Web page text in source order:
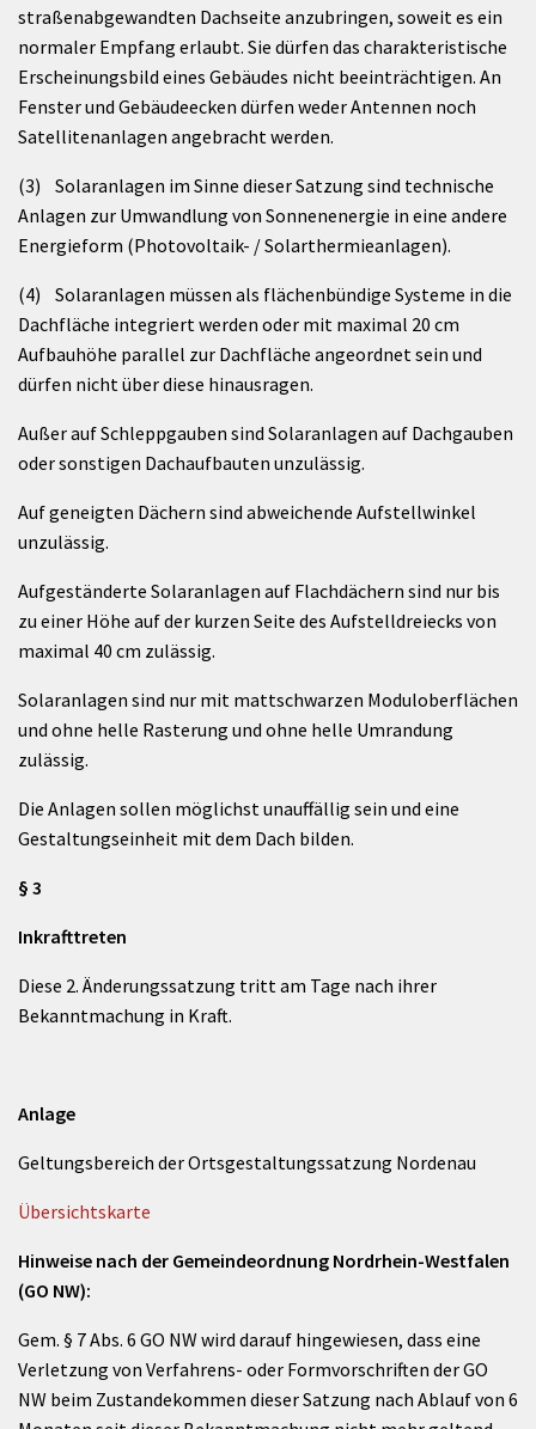
straßenabgewandten Dachseite anzubringen, soweit es ein
normaler Empfang erlaubt. Sie dürfen das charakteristische
Erscheinungsbild eines Gebäudes nicht beeinträchtigen. An
Fenster und Gebäudeecken dürfen weder Antennen noch
Satellitenanlagen angebracht werden.
(3) Solaranlagen im Sinne dieser Satzung sind technische
Anlagen zur Umwandlung von Sonnenenergie in eine andere
Energieform (Photovoltaik- / Solarthermieanlagen).
(4) Solaranlagen müssen als flächenbündige Systeme in die
Dachfläche integriert werden oder mit maximal 20 cm
Aufbauhöhe parallel zur Dachfläche angeordnet sein und
dürfen nicht über diese hinausragen.
Außer auf Schleppgauben sind Solaranlagen auf Dachgauben
oder sonstigen Dachaufbauten unzulässig.
Auf geneigten Dächern sind abweichende Aufstellwinkel
unzulässig.
Aufgeständerte Solaranlagen auf Flachdächern sind nur bis
zu einer Höhe auf der kurzen Seite des Aufstelldreiecks von
maximal 40 cm zulässig.
Solaranlagen sind nur mit mattschwarzen Moduloberflächen
und ohne helle Rasterung und ohne helle Umrandung
zulässig.
Die Anlagen sollen möglichst unauffällig sein und eine
Gestaltungseinheit mit dem Dach bilden.
§ 3
Inkrafttreten
Diese 2. Änderungssatzung tritt am Tage nach ihrer
Bekanntmachung in Kraft.
Anlage
Geltungsbereich der Ortsgestaltungssatzung Nordenau
Übersichtskarte
Hinweise nach der Gemeindeordnung Nordrhein-Westfalen
(GO NW):
Gem. § 7 Abs. 6 GO NW wird darauf hingewiesen, dass eine
Verletzung von Verfahrens- oder Formvorschriften der GO
NW beim Zustandekommen dieser Satzung nach Ablauf von 6